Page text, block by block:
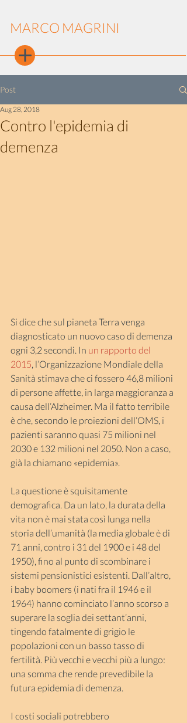
MARCO MAGRINI
Post
Contro l'epidemia di
demenza
Aug 28, 2018
Si dice che sul pianeta Terra venga
diagnosticato un nuovo caso di demenza
ogni 3,2 secondi. In un rapporto del
2015, l’Organizzazione Mondiale della
Sanità stimava che ci fossero 46,8 milioni
di persone affette, in larga maggioranza a
causa dell’Alzheimer. Ma il fatto terribile
è che, secondo le proiezioni dell’OMS, i
pazienti saranno quasi 75 milioni nel
2030 e 132 milioni nel 2050. Non a caso,
già la chiamano «epidemia».
La questione è squisitamente
demografica. Da un lato, la durata della
vita non è mai stata così lunga nella
storia dell’umanità (la media globale è di
71 anni, contro i 31 del 1900 e i 48 del
1950), fino al punto di scombinare i
sistemi pensionistici esistenti. Dall’altro,
i baby boomers (i nati fra il 1946 e il
1964) hanno cominciato l’anno scorso a
superare la soglia dei settant’anni,
tingendo fatalmente di grigio le
popolazioni con un basso tasso di
fertilità. Più vecchi e vecchi più a lungo:
una somma che rende prevedibile la
futura epidemia di demenza.
I costi sociali potrebbero